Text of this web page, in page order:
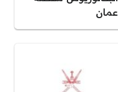
عمان